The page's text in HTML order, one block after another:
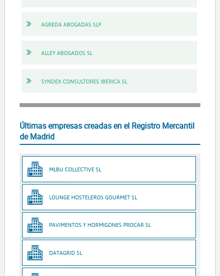
AGREDA ABOGADAS SLP
ALLEY ABOGADOS SL
SYNDEX CONSULTORES IBERICA SL
Últimas empresas creadas en el Registro Mercantil
de Madrid
MLBU COLLECTIVE SL
LOUNGE HOSTELEROS GOURMET SL
PAVIMENTOS Y HORMIGONES PROCAR SL
DATAGRID SL